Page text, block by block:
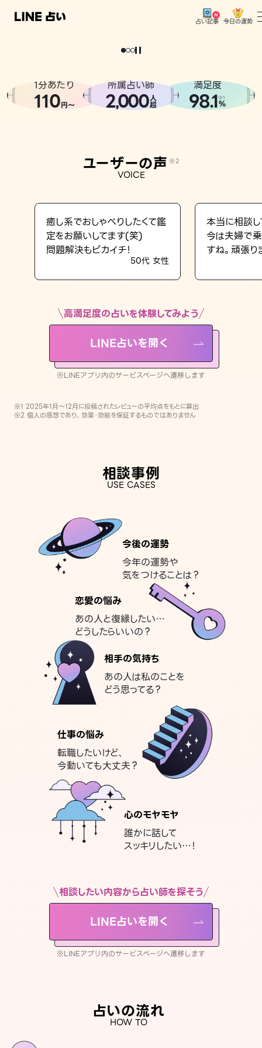
占い記事 今日の運勢
相談事例
占い記事
LINE占いを開く
※LINEアプリ内のサービスページへ遷移します
どうせなら
。
1分あたり
110円〜
所属占い師
2,000人
超
満足度
98.1※1
%
ユーザーの声 ※2
VOICE
癒し系でおしゃべりしたくて鑑
定をお願いしてます(笑)
問題解決もピカイチ！
50代 女性
本当に相談し
今は夫婦で
すね。頑張り
高満足度の占いを体験してみよう
LINE占いを開く
※LINEアプリ内のサービスページへ遷移します
※1 2025年1月〜12月に投稿されたレビューの平均点をもとに算出
※2 個人の感想であり、効果・効能を保証するものではありません
相談事例
USE CASES
今後の運勢
今年の運勢や
気をつけることは？
恋愛の悩み
あの人と復縁したい…
どうしたらいいの？
相手の気持ち
あの人は私のことを
どう思ってる？
仕事の悩み
転職したいけど、
今動いても大丈夫？
心のモヤモヤ
誰かに話して
スッキリしたい…！
相談したい内容から占い師を探そう
LINE占いを開く
※LINEアプリ内のサービスページへ遷移します
占いの流れ
HOW TO